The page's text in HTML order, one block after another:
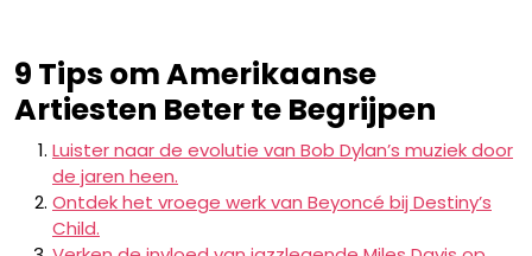
9 Tips om Amerikaanse
Artiesten Beter te Begrijpen
Luister naar de evolutie van Bob Dylan’s muziek door
de jaren heen.
Ontdek het vroege werk van Beyoncé bij Destiny’s
Child.